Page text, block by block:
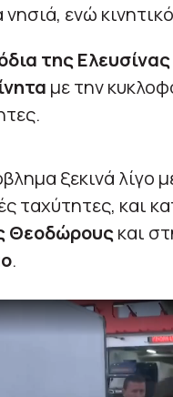
ενώ
της
με την
ξεκινά λίγο
ταχύτητες, και
Θεοδώρουςκαι
.